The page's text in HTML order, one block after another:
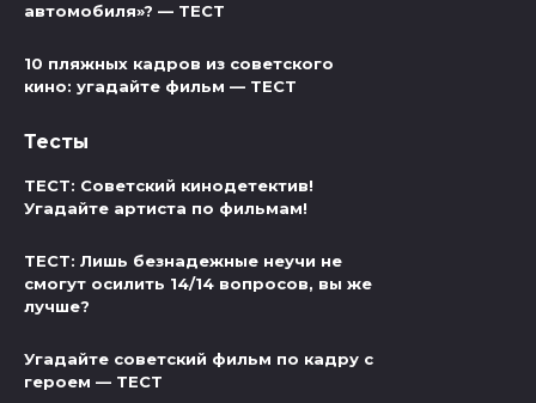
автомобиля»? — ТЕСТ
10 пляжных кадров из советского
кино: угадайте фильм — ТЕСТ
Тесты
ТЕСТ: Советский кинодетектив!
Угадайте артиста по фильмам!
ТЕСТ: Лишь безнадежные неучи не
смогут осилить 14/14 вопросов, вы же
лучше?
Угадайте советский фильм по кадру с
героем — ТЕСТ